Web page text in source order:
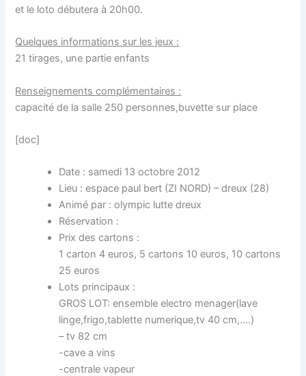
et le loto débutera à 20h00.
Quelques informations sur les jeux :
21 tirages, une partie enfants
Renseignements complémentaires :
capacité de la salle 250 personnes,buvette sur place
[doc]
Date : samedi 13 octobre 2012
Lieu : espace paul bert (ZI NORD) – dreux (28)
Animé par : olympic lutte dreux
Réservation :
Prix des cartons :
1 carton 4 euros, 5 cartons 10 euros, 10 cartons
25 euros
Lots principaux :
GROS LOT: ensemble electro menager(lave
linge,frigo,tablette numerique,tv 40 cm,….)
– tv 82 cm
-cave a vins
-centrale vapeur